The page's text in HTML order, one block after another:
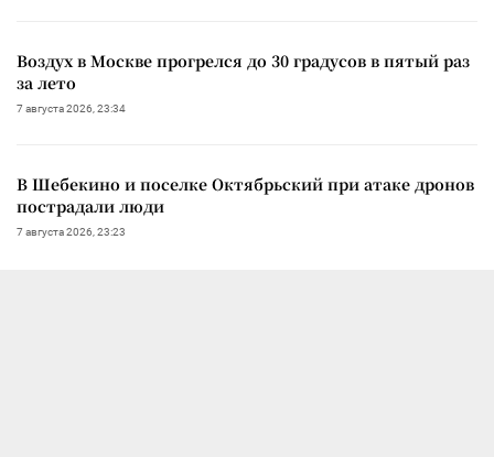
Воздух в Москве прогрелся до 30 градусов в пятый раз
за лето
7 августа 2026, 23:34
В Шебекино и поселке Октябрьский при атаке дронов
пострадали люди
7 августа 2026, 23:23